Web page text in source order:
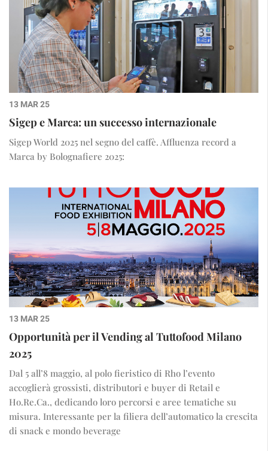
13 MAR 25
Sigep e Marca: un successo internazionale
Sigep World 2025 nel segno del caffè. Affluenza record a
Marca by Bolognafiere 2025:
13 MAR 25
Opportunità per il Vending al Tuttofood Milano
2025
Dal 5 all’8 maggio, al polo fieristico di Rho l’evento
accoglierà grossisti, distributori e buyer di Retail e
Ho.Re.Ca., dedicando loro percorsi e aree tematiche su
misura. Interessante per la filiera dell’automatico la crescita
di snack e mondo beverage